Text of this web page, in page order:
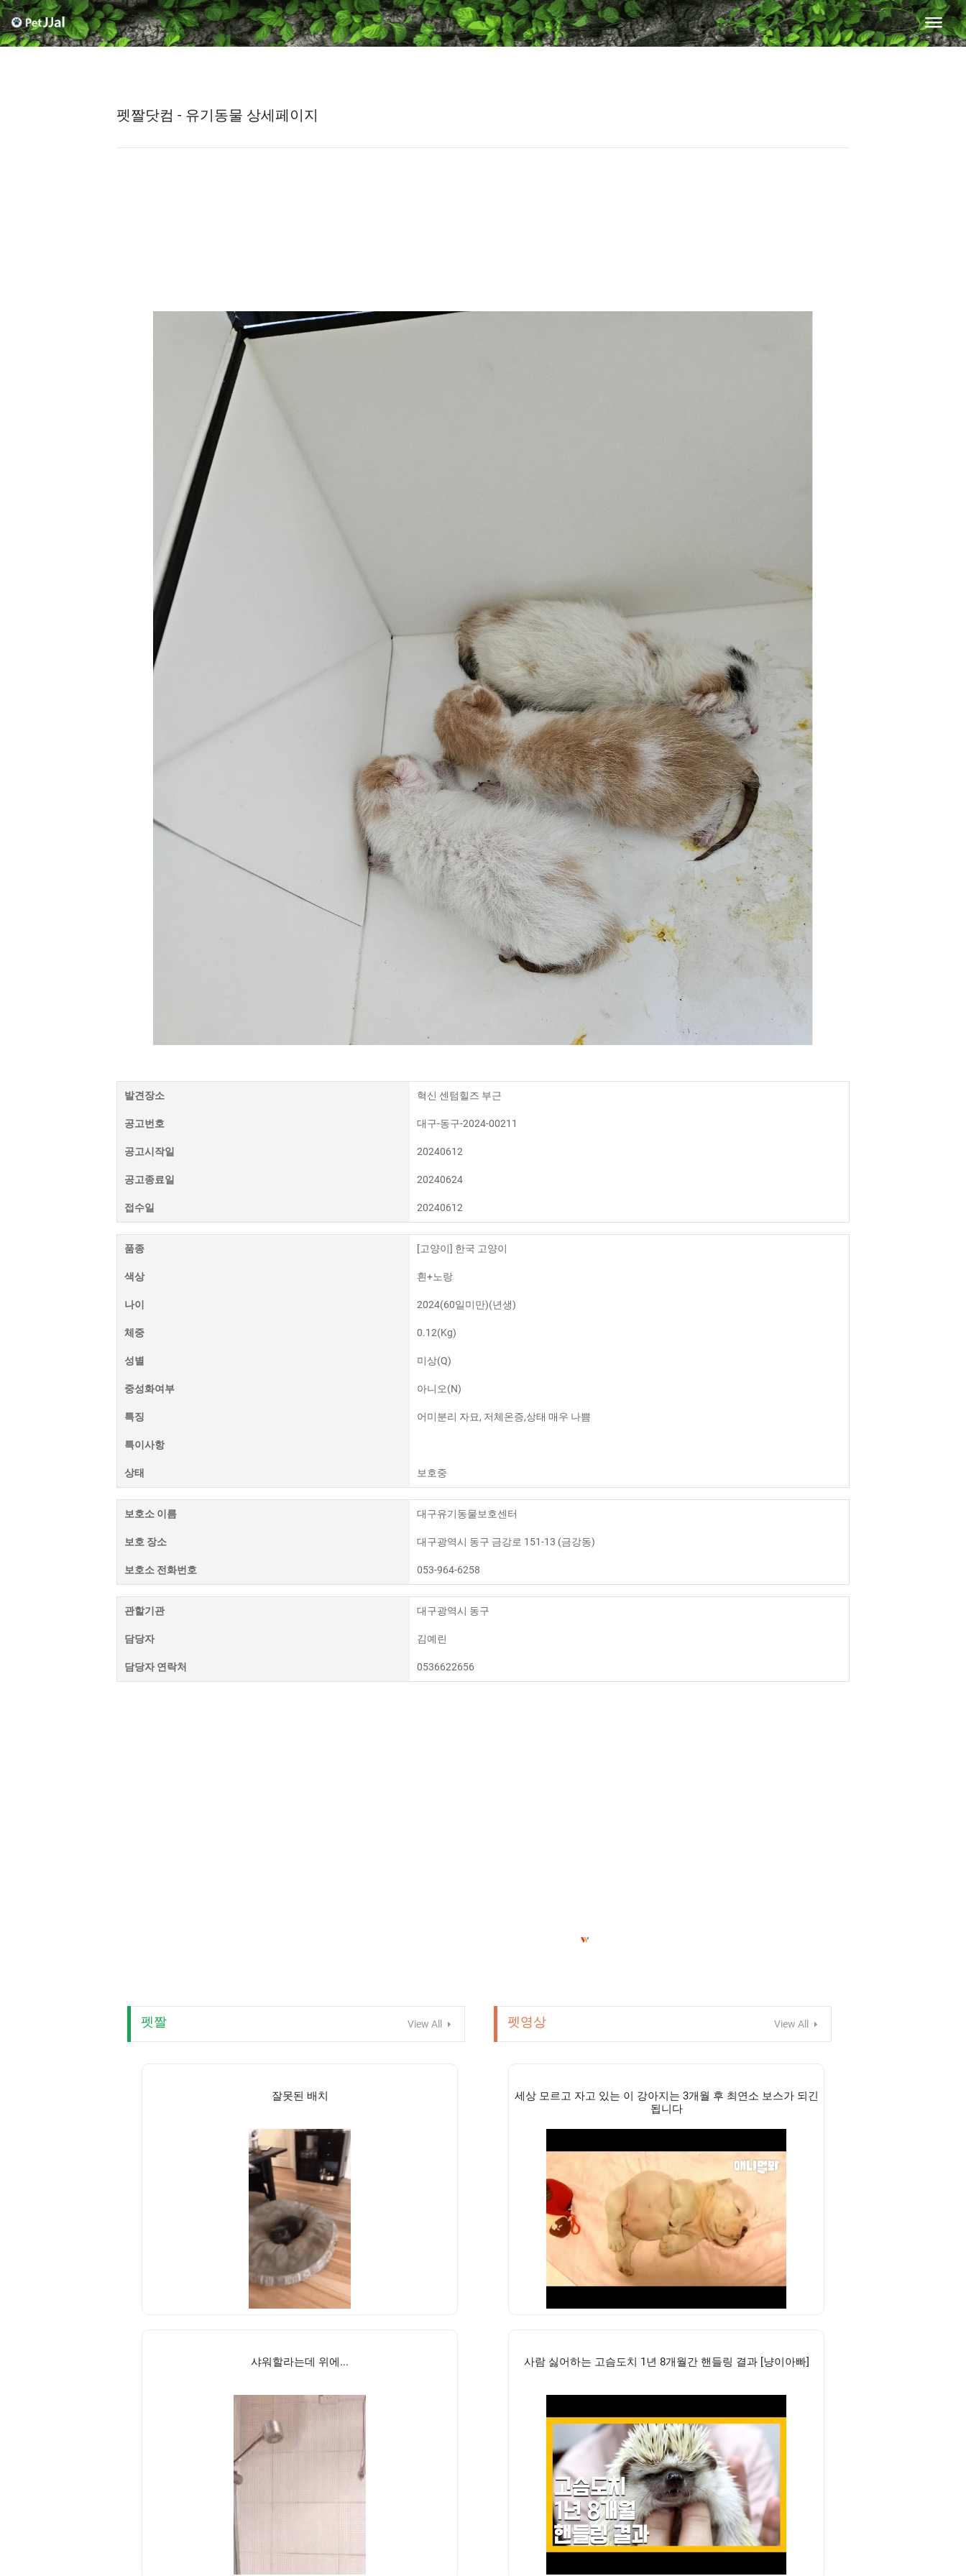
펫짤닷컴 - 유기동물 상세페이지
발견장소 혁신 센텀힐즈 부근
공고번호 대구-동구-2024-00211
공고시작일 20240612
공고종료일 20240624
접수일 20240612
품종 [고양이] 한국 고양이
색상 흰+노랑
나이 2024(60일미만)(년생)
체중 0.12(Kg)
성별 미상(Q)
중성화여부 아니오(N)
특징 어미분리 자묘, 저체온증,상태 매우 나쁨
특이사항
상태 보호중
보호소 이름 대구유기동물보호센터
보호 장소 대구광역시 동구 금강로 151-13 (금강동)
보호소 전화번호 053-964-6258
관할기관 대구광역시 동구
담당자 김예린
담당자 연락처 0536622656
펫짤 View All
잘못된 배치
샤워할라는데 위에...
펫영상 View All
세상 모르고 자고 있는 이 강아지는 3개월 후 최연소 보스가 되긴
됩니다
사람 싫어하는 고슴도치 1년 8개월간 핸들링 결과 [냥이아빠]